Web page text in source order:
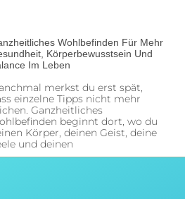
Wohlbefinden Für Mehr
Körperbewusstsein Und
Im Leben
merkst du erst spät,
einzelne Tipps nicht mehr
Ganzheitliches
beginnt dort, wo du
Körper, deinen Geist, deine
und deinen